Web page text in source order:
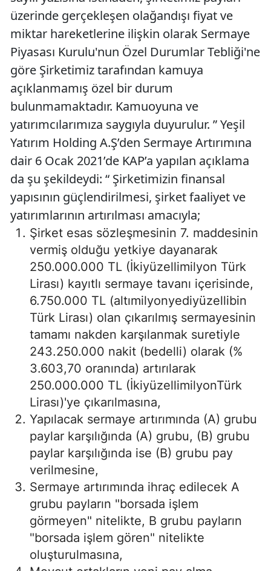
üzerinde gerçekleşen olağandışı fiyat ve
miktar hareketlerine ilişkin olarak Sermaye
Piyasası Kurulu'nun Özel Durumlar Tebliği'ne
göre Şirketimiz tarafından kamuya
açıklanmamış özel bir durum
bulunmamaktadır. Kamuoyuna ve
yatırımcılarımıza saygıyla duyurulur. ” Yeşil
Yatırım Holding A.Ş’den Sermaye Artırımına
dair 6 Ocak 2021’de KAP’a yapılan açıklama
da şu şekildeydi: “ Şirketimizin finansal
yapısının güçlendirilmesi, şirket faaliyet ve
yatırımlarının artırılması amacıyla;
Şirket esas sözleşmesinin 7. maddesinin
vermiş olduğu yetkiye dayanarak
250.000.000 TL (İkiyüzellimilyon Türk
Lirası) kayıtlı sermaye tavanı içerisinde,
6.750.000 TL (altımilyonyediyüzellibin
Türk Lirası) olan çıkarılmış sermayesinin
tamamı nakden karşılanmak suretiyle
243.250.000 nakit (bedelli) olarak (%
3.603,70 oranında) artırılarak
250.000.000 TL (İkiyüzellimilyonTürk
Lirası)'ye çıkarılmasına,
Yapılacak sermaye artırımında (A) grubu
paylar karşılığında (A) grubu, (B) grubu
paylar karşılığında ise (B) grubu pay
verilmesine,
Sermaye artırımında ihraç edilecek A
grubu payların "borsada işlem
görmeyen" nitelikte, B grubu payların
"borsada işlem gören" nitelikte
oluşturulmasına,